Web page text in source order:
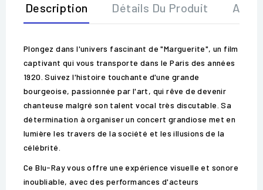
Description Détails Du Produit Avis
Plongez dans l'univers fascinant de "Marguerite", un film
captivant qui vous transporte dans le Paris des années
1920. Suivez l'histoire touchante d'une grande
bourgeoise, passionnée par l'art, qui rêve de devenir
chanteuse malgré son talent vocal très discutable. Sa
détermination à organiser un concert grandiose met en
lumière les travers de la société et les illusions de la
célébrité.
Ce Blu-Ray vous offre une expérience visuelle et sonore
inoubliable, avec des performances d'acteurs